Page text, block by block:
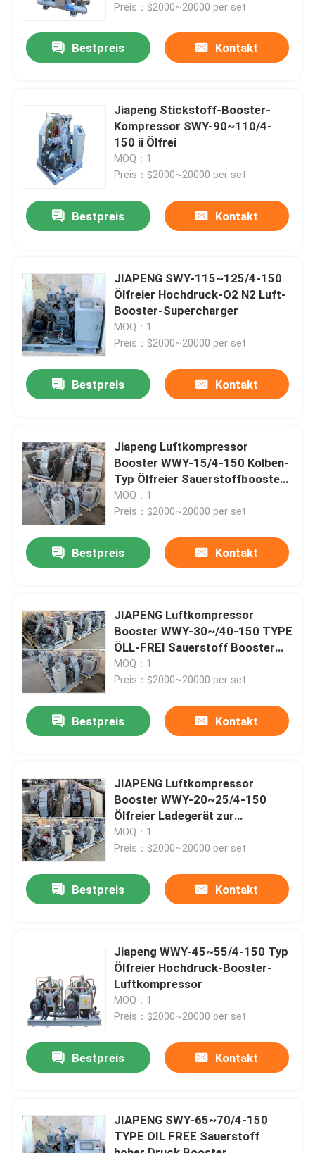
Produkte
Videos
Über uns
Qualitätskontrolle
Kontakt
Referenzen
Psa-Sauerstoff-Generator
Preis：$2000~20000 per set
Bestpreis Kontakt
Jiapeng Stickstoff-Booster-
Kompressor SWY-90~110/4-
150 ii Ölfrei
MOQ：1
Preis：$2000~20000 per set
Bestpreis Kontakt
JIAPENG SWY-115~125/4-150
Ölfreier Hochdruck-O2 N2 Luft-
Booster-Supercharger
MOQ：1
Preis：$2000~20000 per set
Bestpreis Kontakt
Jiapeng Luftkompressor
Booster WWY-15/4-150 Kolben-
Typ Ölfreier Sauerstoffbooster
zur Sauerstofffüllung
MOQ：1
Preis：$2000~20000 per set
Bestpreis Kontakt
JIAPENG Luftkompressor
Booster WWY-30~/40-150 TYPE
ÖLL-FREI Sauerstoff Booster
Supercharger
MOQ：1
Preis：$2000~20000 per set
Bestpreis Kontakt
JIAPENG Luftkompressor
Booster WWY-20~25/4-150
Ölfreier Ladegerät zur
Sauerstofffüllung
MOQ：1
Preis：$2000~20000 per set
Bestpreis Kontakt
Jiapeng WWY-45~55/4-150 Typ
Ölfreier Hochdruck-Booster-
Luftkompressor
MOQ：1
Preis：$2000~20000 per set
Bestpreis Kontakt
JIAPENG SWY-65~70/4-150
TYPE OIL FREE Sauerstoff